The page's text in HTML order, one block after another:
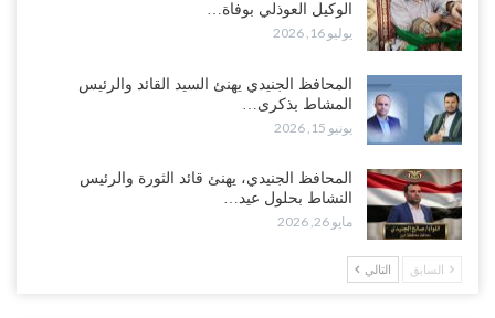
أغسطس 5, 2026
النفط تلتف حول أفريقيا وسفن تعلن: “لا توجد شحنة…
أغسطس 4, 2026
مليون برميل يشعل غضب حضرموت..!
أغسطس 4, 2026
مدير مكتب العليمي يقدم استقالته.. والخلافات تعصف بالرئاسي وصراع
الوكيل العوذلي بوفاة…
يوليو 16, 2026
المحافظ الجنيدي يهنئ السيد القائد والرئيس
المشاط بذكرى…
يونيو 15, 2026
المحافظ الجنيدي، يهنئ قائد الثورة والرئيس
النشاط بحلول عيد…
مايو 26, 2026
السابق التالي